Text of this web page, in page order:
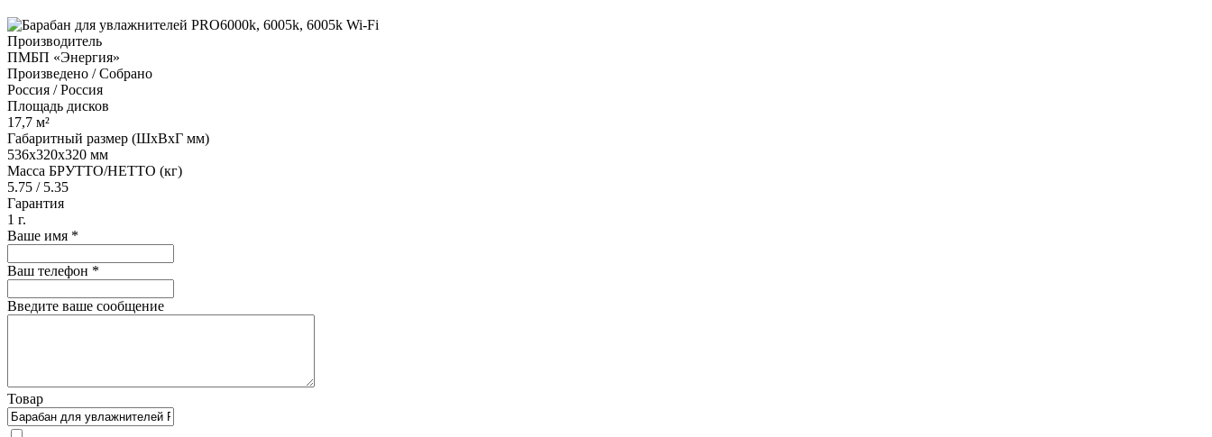
Производитель
ПМБП «Энергия»
Произведено / Собрано
Россия / Россия
Площадь дисков
17,7 м²
Габаритный размер (ШхВхГ мм)
536х320x320 мм
Масса БРУТТО/НЕТТО (кг)
5.75 / 5.35
Гарантия
1 г.
Ваше имя *
Ваш телефон *
Введите ваше сообщение
Товар